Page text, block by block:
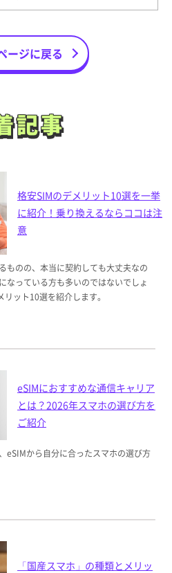
ージに戻る
記事
記事
格安SIMのデメリット10選を一挙
に紹介！乗り換えるならココは注
意
ものの、本当に契約しても大丈夫なの
なっている方も多いのではないでしょ
ット10選を紹介します。
eSIMにおすすめな通信キャリア
とは？2026年スマホの選び方を
ご紹介
eSIMから自分に合ったスマホの選び方
「国産スマホ」の種類とメリッ